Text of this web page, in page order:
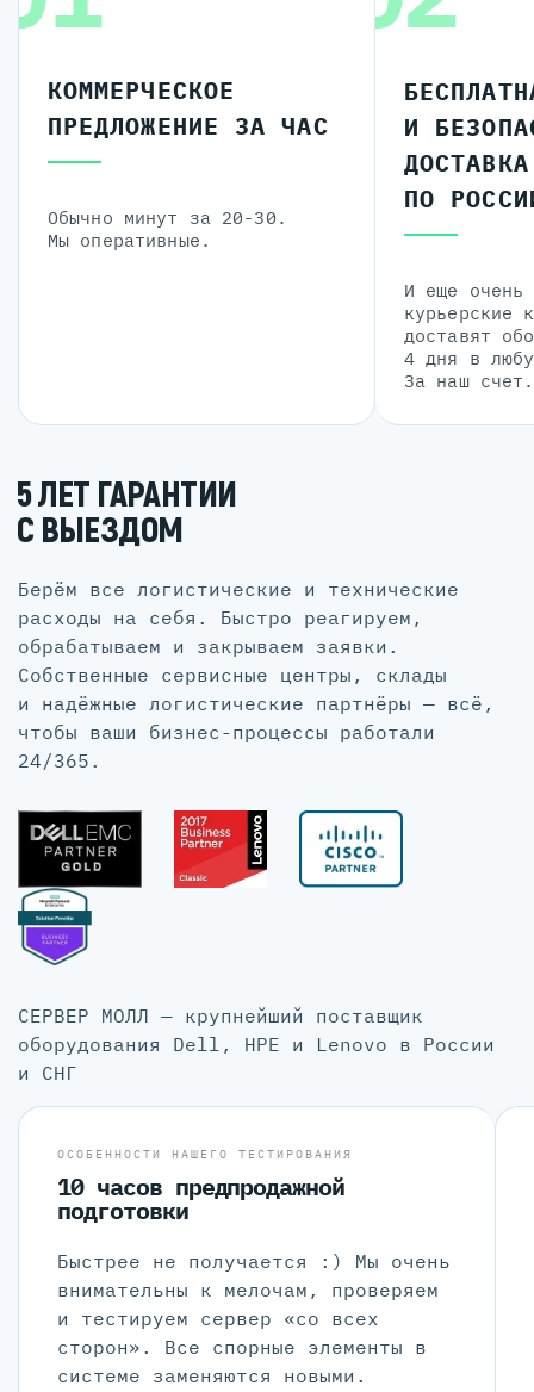
КОММЕРЧЕСКОЕ
ПРЕДЛОЖЕНИЕ ЗА ЧАС
Обычно минут за 20-30.
Мы оперативные.
И
ДОСТАВКА
ПО
И еще очень
курьерские
доставят
4 дня в
За наш счет.
5 ЛЕТ ГАРАНТИИ
С ВЫЕЗДОМ
Берём все логистические и технические
расходы на себя. Быстро реагируем,
обрабатываем и закрываем заявки.
Собственные сервисные центры, склады
и надёжные логистические партнёры — всё,
чтобы ваши бизнес-процессы работали
24/365.
СЕРВЕР МОЛЛ — крупнейший поставщик
оборудования Dell, HPE и Lenovo в России
и СНГ
ОСОБЕННОСТИ НАШЕГО ТЕСТИРОВАНИЯ
10 часов предпродажной
подготовки
Быстрее не получается :) Мы очень
внимательны к мелочам, проверяем
и тестируем сервер «со всех
сторон». Все спорные элементы в
системе заменяются новыми.